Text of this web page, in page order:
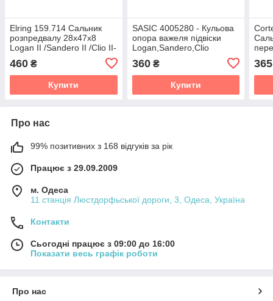
Elring 159.714 Сальник
розпредвалу 28х47х8
Logan II /Sandero II /Clio II-
460 ₴
Купити
SASIC 4005280 - Кульова
опора важеля підвіски
Logan,Sandero,Clio
360₴
Купити
365
Про нас
99% позитивних з 168 відгуків за рік
Працює з 29.09.2009
м. Одеса
11 станція Люстдорфьської дороги, 3, Одеса, Україна
Контакти
Сьогодні працює з 09:00 до 16:00
Показати весь графік роботи
Про нас